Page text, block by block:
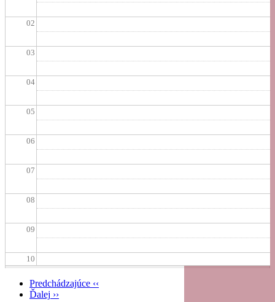
02
03
04
05
06
07
08
09
10
11
Pagination
Predchádzajúce ‹‹
Ďalej ››